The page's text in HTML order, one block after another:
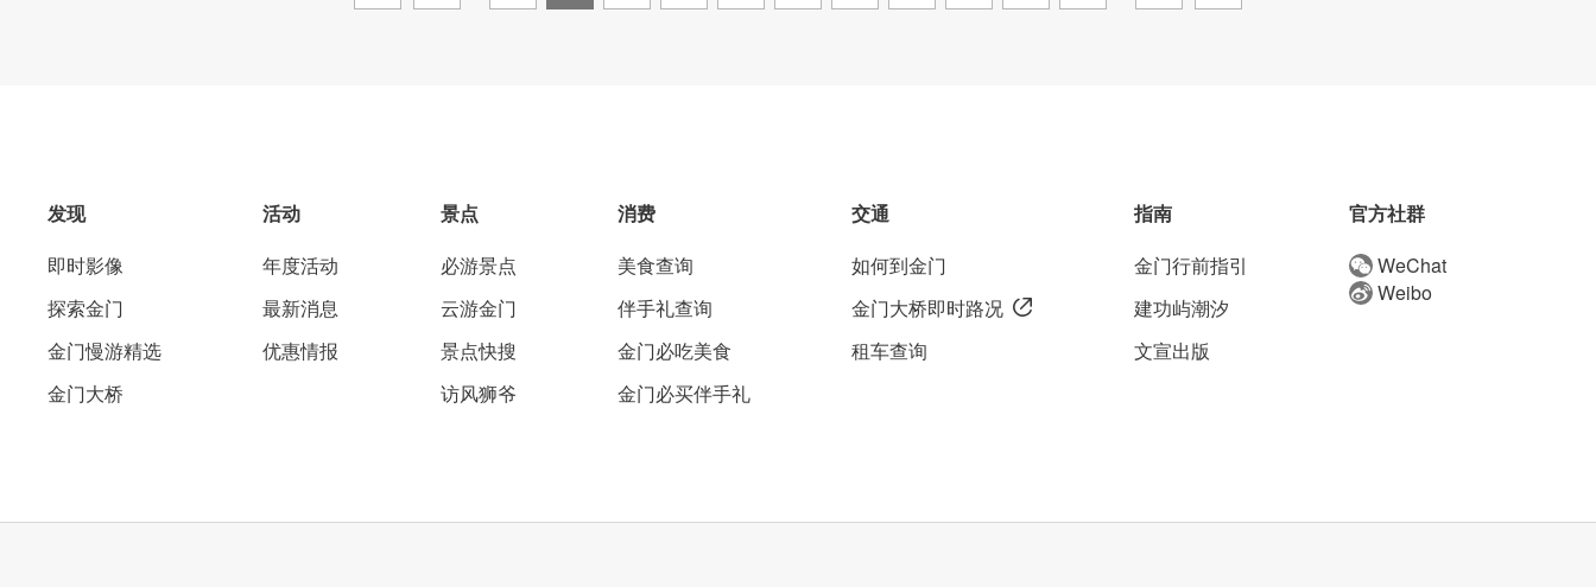
发现
即时影像
探索金门
金门慢游精选
金门大桥
活动
年度活动
最新消息
优惠情报
景点
必游景点
云游金门
景点快搜
访风狮爷
消费
美食查询
伴手礼查询
金门必吃美食
金门必买伴手礼
交通
如何到金门
金门大桥即时路况
租车查询
指南
金门行前指引
建功屿潮汐
文宣出版
官方社群
WeChat
Weibo